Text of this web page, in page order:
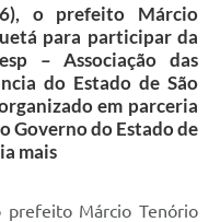
o prefeito Márcio
para participar da
– Associação das
do Estado de São
em parceria
Governo do Estado de
mais
prefeito Márcio Tenório